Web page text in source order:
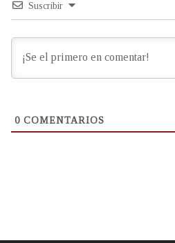
Suscribir
0 COMENTARIOS